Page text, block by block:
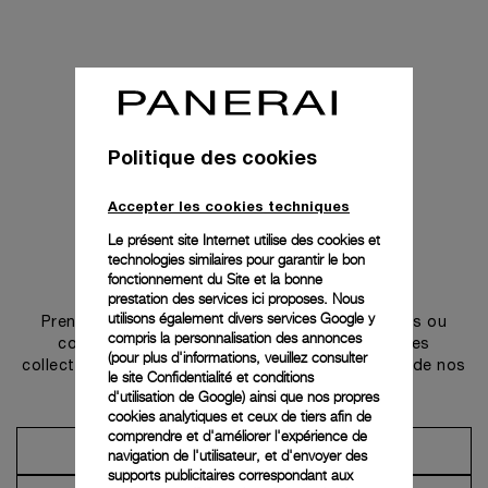
Prendre contact
Prenez rendez-vous dans l’une de nos boutiques ou
contactez notre conciergerie pour découvrir les
collections et bénéficier des conseils ou services de nos
ambassadeurs.
Prendre un rendez-vous
Politique des cookies
Accepter les cookies techniques
Le présent site Internet utilise des cookies et
technologies similaires pour garantir le bon
fonctionnement du Site et la bonne
prestation des services ici proposes. Nous
utilisons également divers services Google y
compris la personnalisation des annonces
(pour plus d'informations, veuillez consulter
le site Confidentialité et conditions
d'utilisation de Google) ainsi que nos propres
cookies analytiques et ceux de tiers afin de
comprendre et d'améliorer l'expérience de
navigation de l'utilisateur, et d'envoyer des
supports publicitaires correspondant aux